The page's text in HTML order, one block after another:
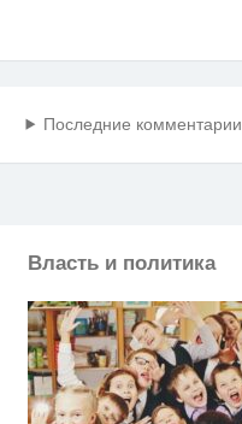
Последние комментарии
Власть и политика